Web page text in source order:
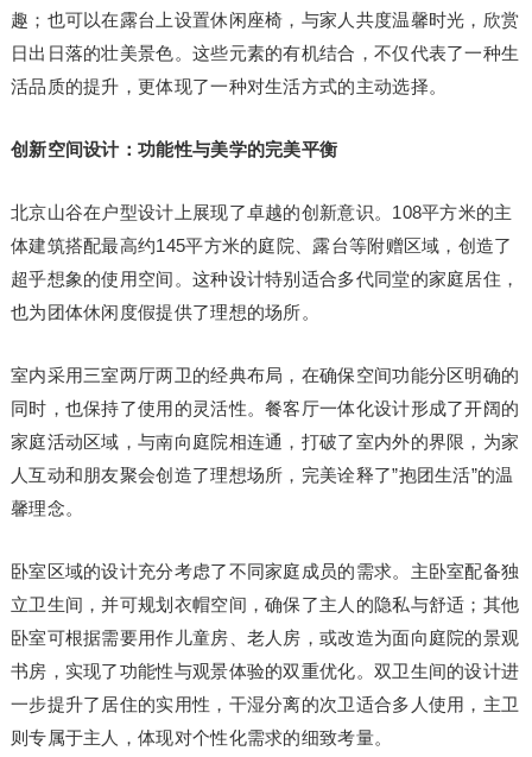
趣；也可以在露台上设置休闲座椅，与家人共度温馨时光，欣赏
日出日落的壮美景色。这些元素的有机结合，不仅代表了一种生
活品质的提升，更体现了一种对生活方式的主动选择。
创新空间设计：功能性与美学的完美平衡
北京山谷在户型设计上展现了卓越的创新意识。108平方米的主
体建筑搭配最高约145平方米的庭院、露台等附赠区域，创造了
超乎想象的使用空间。这种设计特别适合多代同堂的家庭居住，
也为团体休闲度假提供了理想的场所。
室内采用三室两厅两卫的经典布局，在确保空间功能分区明确的
同时，也保持了使用的灵活性。餐客厅一体化设计形成了开阔的
家庭活动区域，与南向庭院相连通，打破了室内外的界限，为家
人互动和朋友聚会创造了理想场所，完美诠释了”抱团生活”的温
馨理念。
卧室区域的设计充分考虑了不同家庭成员的需求。主卧室配备独
立卫生间，并可规划衣帽空间，确保了主人的隐私与舒适；其他
卧室可根据需要用作儿童房、老人房，或改造为面向庭院的景观
书房，实现了功能性与观景体验的双重优化。双卫生间的设计进
一步提升了居住的实用性，干湿分离的次卫适合多人使用，主卫
则专属于主人，体现对个性化需求的细致考量。